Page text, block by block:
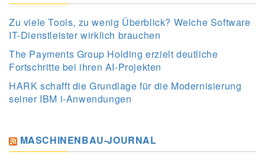
Zu viele Tools, zu wenig Überblick? Welche Software
IT-Dienstleister wirklich brauchen
The Payments Group Holding erzielt deutliche
Fortschritte bei ihren AI-Projekten
HARK schafft die Grundlage für die Modernisierung
seiner IBM i-Anwendungen
MASCHINENBAU-JOURNAL